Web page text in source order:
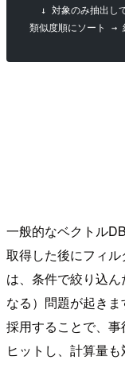
↓ 対象のみ抽出し
類似度順にソート →
一般的なベクトル
取得した後にフィ
は、条件で絞り込
なる）問題が起き
採用することで、
ヒットし、計算量